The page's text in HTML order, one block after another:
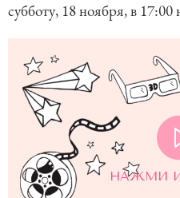
субботу, 18 ноября, в
НАЖМИ